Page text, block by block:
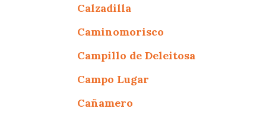
Calzadilla
Caminomorisco
Campillo de Deleitosa
Campo Lugar
Cañamero